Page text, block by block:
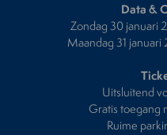
Data &
Zondag 30 januari
Maandag 31
Uitsluitend
Gratis toegang
Ruime